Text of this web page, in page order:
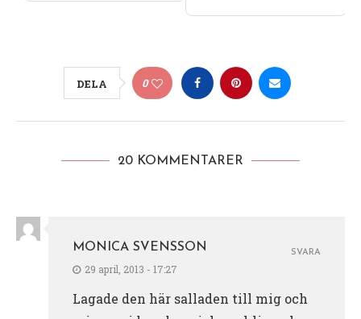
DELA 0
20 KOMMENTARER
MONICA SVENSSON
29 april, 2013 - 17:27
Lagade den här salladen till mig och
SVARA